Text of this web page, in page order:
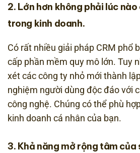
2. Lớn hơn không phải lúc
trong kinh doanh.
Có rất nhiều giải pháp CRM phổ
cấp phần mềm quy mô lớn. Tuy
xét các công ty nhỏ mới thành
nghiệm người dùng độc đáo với
công nghệ. Chúng có thể phù
kinh doanh cá nhân của bạn.
3. Khả năng mở rộng tâm của